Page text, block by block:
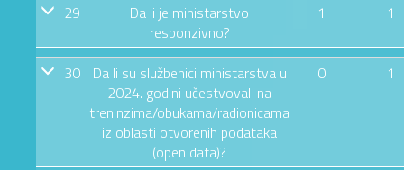
29
Da li je ministarstvo
responzivno?
1 1
30
Da li su službenici ministarstva u
2024. godini učestvovali na
treninzima/obukama/radionicama
iz oblasti otvorenih podataka
(open data)?
0 1